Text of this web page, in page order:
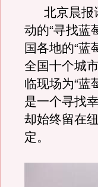
北京晨报
动的“寻找蓝
国各地的“蓝
全国十个城
临现场为“蓝
是一个寻找
却始终留在
定。